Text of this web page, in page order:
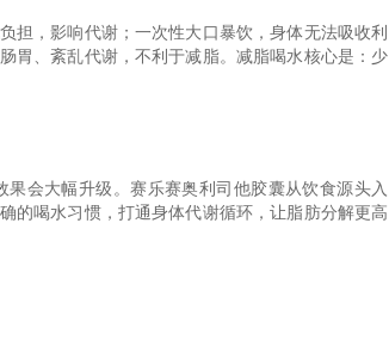
担，影响代谢；一次性大口暴饮，身体无法吸收利
胃、紊乱代谢，不利于减脂。减脂喝水核心是：少
会大幅升级。赛乐赛奥利司他胶囊从饮食源头入
的喝水习惯，打通身体代谢循环，让脂肪分解更高